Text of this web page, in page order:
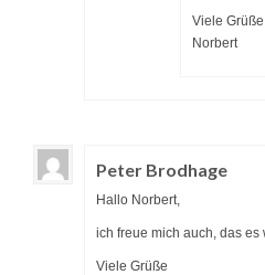
Viele Grüße,
Norbert
Peter Brodhage
Hallo Norbert,
ich freue mich auch, das es
Viele Grüße